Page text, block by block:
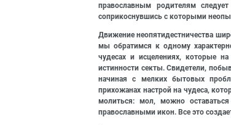
православным родителям
соприкоснувшись с которыми
Движение неопятидестничества
мы обратимся к одному
чудесах и исцелениях, которые
истинности секты. Свидетели,
начиная с мелких бытовых
прихожанах настрой на чудеса,
молиться: мол, можно
православными икон. Все это